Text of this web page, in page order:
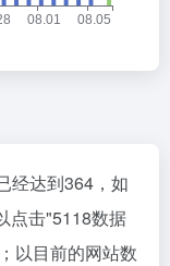
经达到364，如
点击"5118数据
以目前的网站数